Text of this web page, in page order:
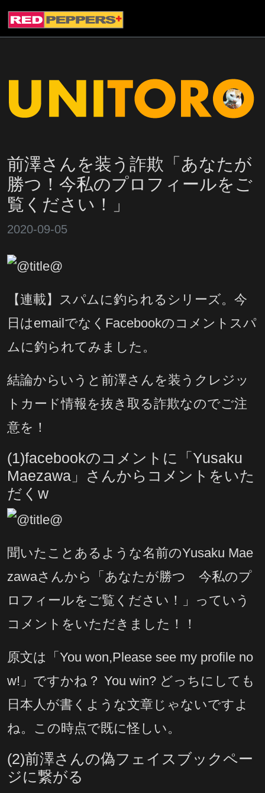
前澤さんを装う詐欺「あなたが
勝つ！今私のプロフィールをご
覧ください！」
2020-09-05
【連載】スパムに釣られるシリーズ。今
日はemailでなくFacebookのコメントスパ
ムに釣られてみました。
結論からいうと前澤さんを装うクレジッ
トカード情報を抜き取る詐欺なのでご注
意を！
(1)facebookのコメントに「Yusaku
Maezawa」さんからコメントをいた
だくw
聞いたことあるような名前のYusaku Mae
zawaさんから「あなたが勝つ 今私のプ
ロフィールをご覧ください！」っていう
コメントをいただきました！！
原文は「You won,Please see my profile no
w!」ですかね？ You win? どっちにしても
日本人が書くような文章じゃないですよ
ね。この時点で既に怪しい。
(2)前澤さんの偽フェイスブックペー
ジに繋がる